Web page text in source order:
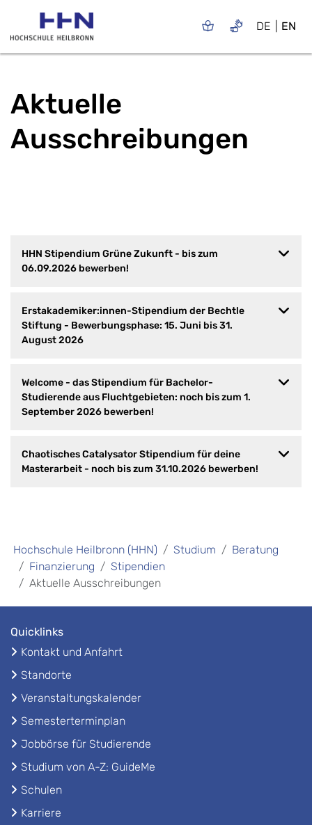
DE EN
Aktuelle
Ausschreibungen
HHN Stipendium Grüne Zukunft - bis zum
06.09.2026 bewerben!
Erstakademiker:innen-Stipendium der Bechtle
Stiftung - Bewerbungsphase: 15. Juni bis 31.
August 2026
Welcome - das Stipendium für Bachelor-
Studierende aus Fluchtgebieten: noch bis zum 1.
September 2026 bewerben!
Chaotisches Catalysator Stipendium für deine
Masterarbeit - noch bis zum 31.10.2026 bewerben!
Hochschule Heilbronn (HHN) Studium
Beratung
Finanzierung
Stipendien
Aktuelle Ausschreibungen
Quicklinks
Kontakt und Anfahrt
Standorte
Veranstaltungskalender
Semesterterminplan
Jobbörse für Studierende
Studium von A-Z: GuideMe
Schulen
Karriere